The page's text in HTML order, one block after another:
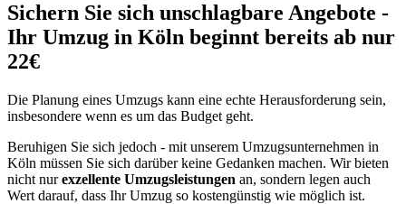
Sichern Sie sich unschlagbare Angebote -
Ihr Umzug in Köln beginnt bereits ab nur
22€
Die Planung eines Umzugs kann eine echte Herausforderung sein,
insbesondere wenn es um das Budget geht.
Beruhigen Sie sich jedoch - mit unserem Umzugsunternehmen in
Köln müssen Sie sich darüber keine Gedanken machen. Wir bieten
nicht nurexzellente Umzugsleistungen an, sondern legen auch
Wert darauf, dass Ihr Umzug so kostengünstig wie möglich ist.